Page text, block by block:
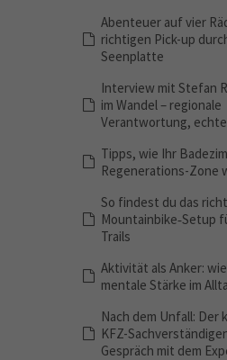
Abenteuer auf vier
richtigen Pick-up
Seenplatte
Interview mit Stefan
im Wandel – regionale
Verantwortung,
Tipps, wie Ihr
Regenerations-Zone
So findest du das
Mountainbike‑Setup
Trails
Aktivität als Anker:
mentale Stärke im
Nach dem Unfall: Der
KFZ-
Gespräch mit dem